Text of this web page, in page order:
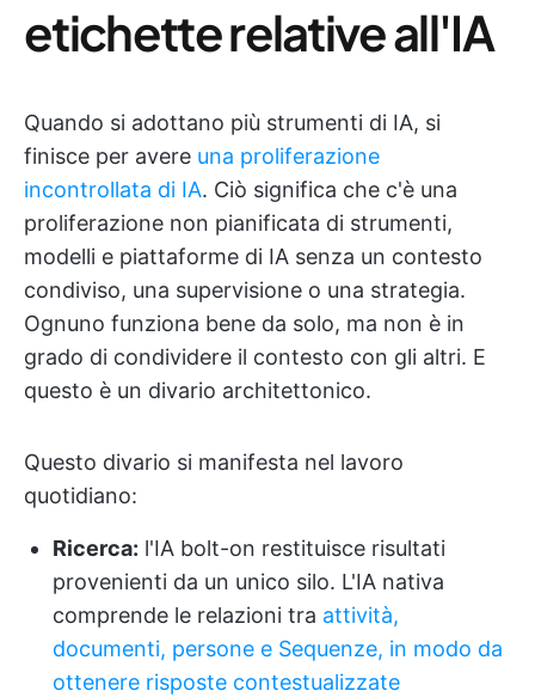
etichette relative all'IA
Quando si adottano più strumenti di IA, si
finisce per avere una proliferazione
incontrollata di IA. Ciò significa che c'è una
proliferazione non pianificata di strumenti,
modelli e piattaforme di IA senza un contesto
condiviso, una supervisione o una strategia.
Ognuno funziona bene da solo, ma non è in
grado di condividere il contesto con gli altri. E
questo è un divario architettonico.
Questo divario si manifesta nel lavoro
quotidiano:
Ricerca: l'IA bolt-on restituisce risultati
provenienti da un unico silo. L'IA nativa
comprende le relazioni tra attività,
documenti, persone e Sequenze, in modo da
ottenere risposte contestualizzate